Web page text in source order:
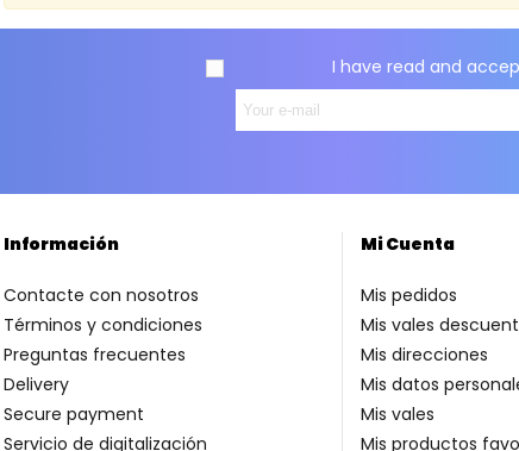
I have read and
Información
Contacte con nosotros
Términos y condiciones
Preguntas frecuentes
Delivery
Secure payment
Servicio de digitalización
Mi Cuenta
Mis pedidos
Mis vales
Mis direcciones
Mis datos
Mis vales
Mis productos